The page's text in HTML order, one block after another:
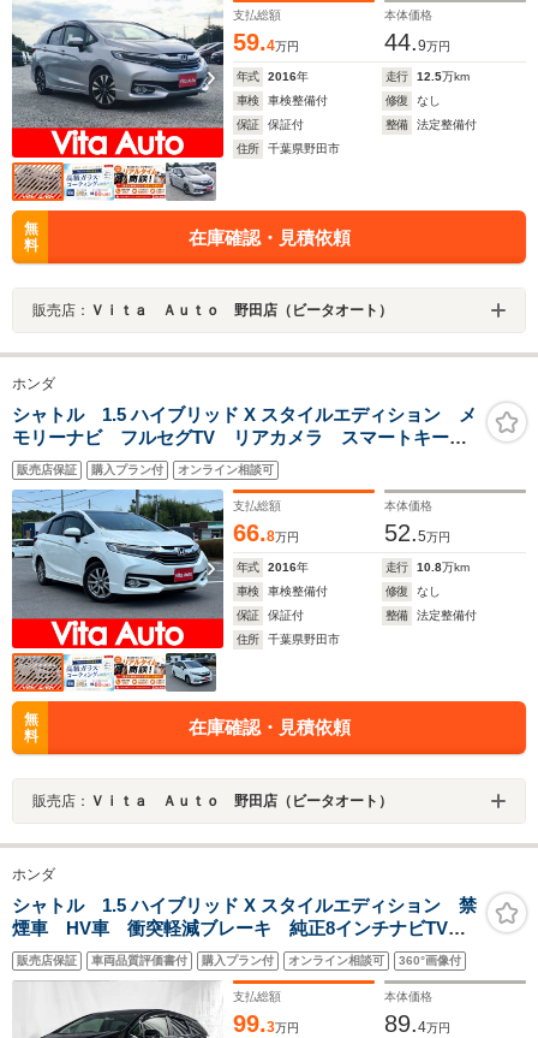
支払総額
59.4万円
本体価格
44.9万円
年式 2016年 走行 12.5万km
車検
車検整備付 修復
なし
保証
保証付 整備
法定整備付
住所
千葉県野田市
無
料
在庫確認・見積依頼
販売店： Ｖｉｔａ Ａｕｔｏ 野田店（ビータオート）
ホンダ
シャトル 1.5 ハイブリッド X スタイルエディション メ
モリーナビ フルセグTV リアカメラ スマートキー
LEDヘッドライト 衝突軽減ブレーキ Bluetooth クル
コン 社外15インチアルミ ETC
販売店保証 購入プラン付 オンライン相談可
支払総額
66.8万円
本体価格
52.5万円
年式 2016年 走行 10.8万km
車検
車検整備付 修復
なし
保証
保証付 整備
法定整備付
住所
千葉県野田市
無
料
在庫確認・見積依頼
販売店： Ｖｉｔａ Ａｕｔｏ 野田店（ビータオート）
ホンダ
シャトル 1.5 ハイブリッド X スタイルエディション 禁
煙車 HV車 衝突軽減ブレーキ 純正8インチナビTV
バックカメラ ETC装備 記録簿あり スマートキー
プッシュスタート オートクルーズ ハーフ黒革シー
ト CD/DVD再生可 ブルートゥース音楽 モデューロ
販売店保証 車両品質評価書付 購入プラン付 オンライン相談可 360°画像付
支払総額
99.3万円
本体価格
89.4万円